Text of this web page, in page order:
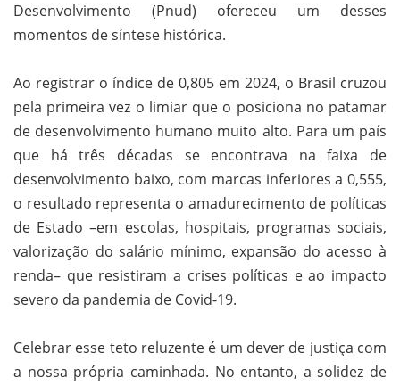
Desenvolvimento (Pnud) ofereceu um desses
momentos de síntese histórica.
Ao registrar o índice de 0,805 em 2024, o Brasil cruzou
pela primeira vez o limiar que o posiciona no patamar
de desenvolvimento humano muito alto. Para um país
que há três décadas se encontrava na faixa de
desenvolvimento baixo, com marcas inferiores a 0,555,
o resultado representa o amadurecimento de políticas
de Estado –em escolas, hospitais, programas sociais,
valorização do salário mínimo, expansão do acesso à
renda– que resistiram a crises políticas e ao impacto
severo da pandemia de Covid-19.
Celebrar esse teto reluzente é um dever de justiça com
a nossa própria caminhada. No entanto, a solidez de